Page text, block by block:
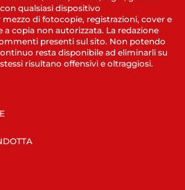
qualsiasi dispositivo
di fotocopie, registrazioni, cover e
copia non autorizzata. La redazione
presenti sul sito. Non potendo
resta disponibile ad eliminarli su
risultano offensivi e oltraggiosi.